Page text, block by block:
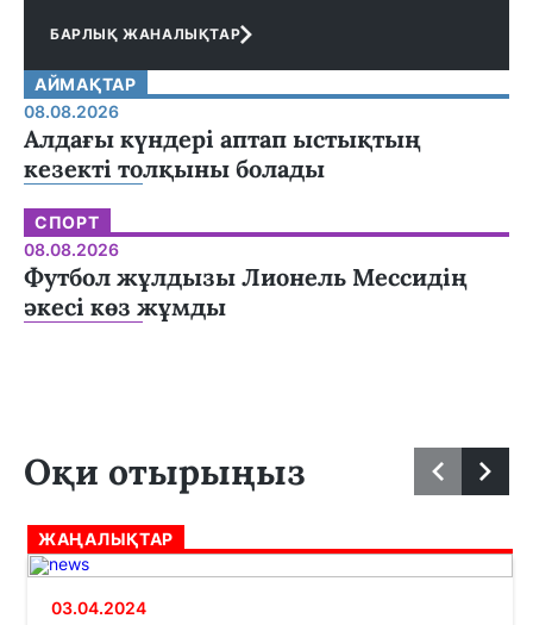
БАРЛЫҚ ЖАНАЛЫҚТАР
АЙМАҚТАР
08.08.2026
Алдағы күндері аптап ыстықтың
кезекті толқыны болады
СПОРТ
08.08.2026
Футбол жұлдызы Лионель Мессидің
әкесі көз жұмды
Оқи отырыңыз
ЖАҢАЛЫҚТАР
03.04.2024